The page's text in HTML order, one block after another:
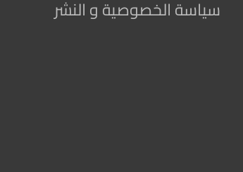
سياسة الخصوصية و النشر